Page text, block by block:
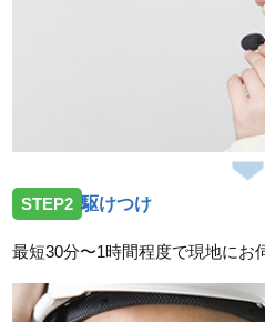
STEP2 駆けつけ
最短30分〜1時間程度で現地にお